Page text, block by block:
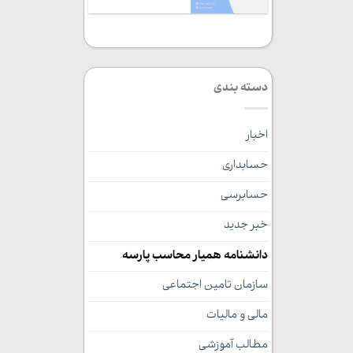
دسته بندی
اخبار
حسابداری
حسابرسی
خبر جدید
دانشنامه همیار محاسب پارسه
سازمان تامین اجتماعی
مالی و مالیات
مطالب آموزشی